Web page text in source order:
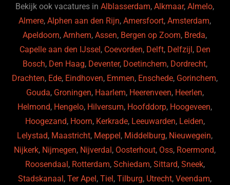
o
k
Bekijk ook vacatures inAlblasserdam,Alkmaar,Almelo,
Almere,Alphen aan den Rijn,Amersfoort,Amsterdam,
Apeldoorn,Arnhem,Assen, Bergen op Zoom, Breda,
Capelle aan den IJssel, Coevorden, Delft, Delfzijl, Den
Bosch, Den Haag, Deventer, Doetinchem, Dordrecht,
Drachten, Ede, Eindhoven, Emmen, Enschede, Gorinchem,
Gouda, Groningen, Haarlem, Heerenveen, Heerlen,
Helmond, Hengelo, Hilversum, Hoofddorp, Hoogeveen,
Hoogezand, Hoorn, Kerkrade, Leeuwarden, Leiden,
Lelystad, Maastricht, Meppel, Middelburg, Nieuwegein,
Nijkerk, Nijmegen, Nijverdal, Oosterhout, Oss, Roermond,
Roosendaal, Rotterdam, Schiedam, Sittard, Sneek,
Stadskanaal,Ter Apel,Tiel,Tilburg, Utrecht,Veendam,